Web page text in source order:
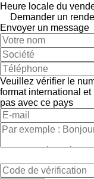
Heure locale du
Demander un
Envoyer un message
Veuillez vérifier le
format international
pas avec ce pays